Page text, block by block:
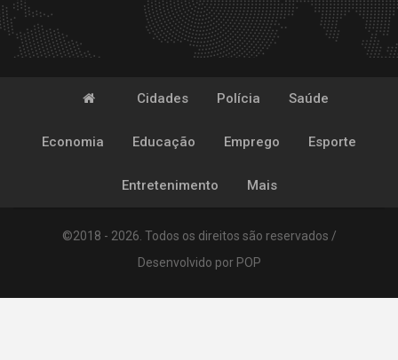
Cidades Polícia Saúde
Economia Educação Emprego Esporte
Entretenimento Mais
©2018 - 2026. Todos os direitos são reservados /
Desenvolvido por POP